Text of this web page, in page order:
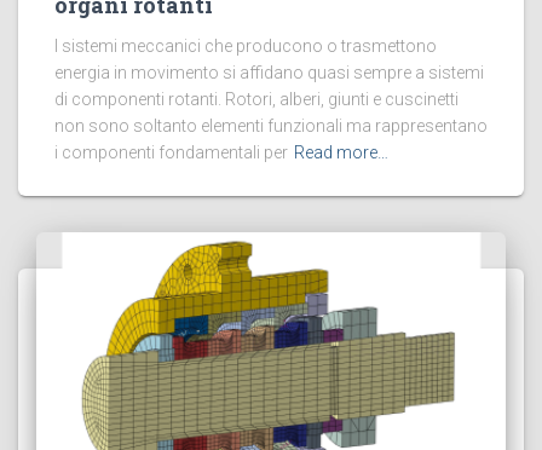
I sistemi meccanici che producono o trasmettono
energia in movimento si affidano quasi sempre a sistemi
di componenti rotanti. Rotori, alberi, giunti e cuscinetti
non sono soltanto elementi funzionali ma rappresentano
i componenti fondamentali per Read more…